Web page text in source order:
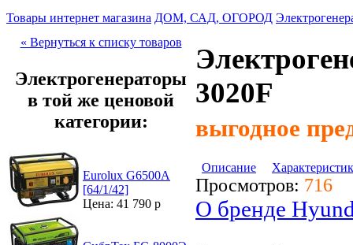
Товары интернет магазина ДОМ, САД, ОГОРОД
« Вернуться к списку товаров
Электрогенераторы
в той же ценовой
категории:
Eurolux G6500A
[64/1/42]
Цена: 41 790 р
3020F
выгодное
Описание
Просмотров: 716
О бренде